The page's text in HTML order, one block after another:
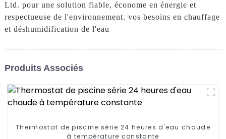
Ltd. pour une solution fiable, économe en énergie et
respectueuse de l'environnement. vos besoins en chauffage
et déshumidification de l'eau
Produits Associés
Thermostat de piscine série 24 heures d'eau chaude
à température constante